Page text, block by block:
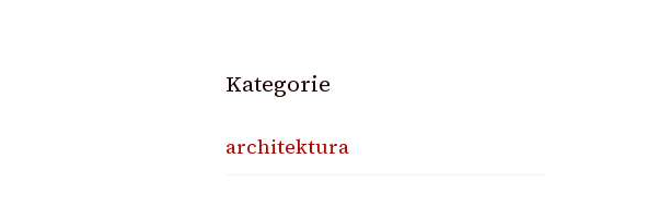
Kategorie
architektura